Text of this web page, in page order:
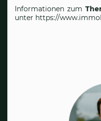
Informationen zum
unter https://